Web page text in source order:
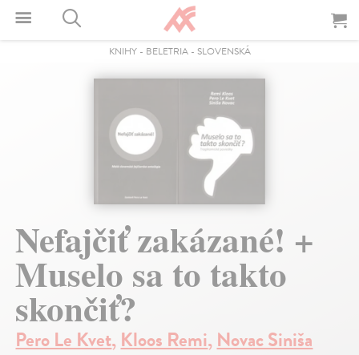
KNIHY- BELETRIA- SLOVENSKÁ
Nefajčiť zakázané! +
Muselo sa to takto
skončiť?
Pero Le Kvet,Kloos Remi,Novac Siniša